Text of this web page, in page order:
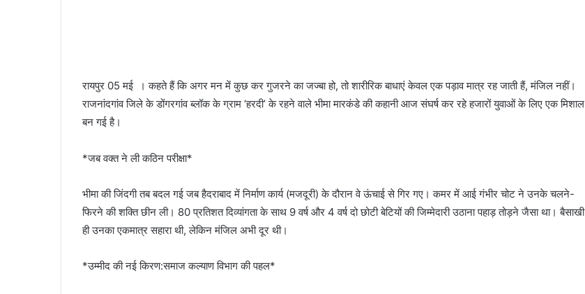
रायपुर 05 मई । ​कहते हैं कि अगर मन में कुछ कर गुजरने का जज्बा हो, तो शारीरिक बाधाएं केवल एक पड़ाव मात्र रह जाती हैं, मंजिल नहीं।
राजनांदगांव जिले के डोंगरगांव ब्लॉक के ग्राम ‘हरदी’ के रहने वाले भीमा मारकंडे की कहानी आज संघर्ष कर रहे हजारों युवाओं के लिए एक मिशाल
बन गई है।
*जब वक्त ने ली कठिन परीक्षा*
​भीमा की जिंदगी तब बदल गई जब हैदराबाद में निर्माण कार्य (मजदूरी) के दौरान वे ऊंचाई से गिर गए। कमर में आई गंभीर चोट ने उनके चलने-
फिरने की शक्ति छीन ली। 80 प्रतिशत दिव्यांगता के साथ 9 वर्ष और 4 वर्ष दो छोटी बेटियों की जिम्मेदारी उठाना पहाड़ तोड़ने जैसा था। बैसाखी
ही उनका एकमात्र सहारा थी, लेकिन मंजिल अभी दूर थी।
*उम्मीद की नई किरण:समाज कल्याण विभाग की पहल*